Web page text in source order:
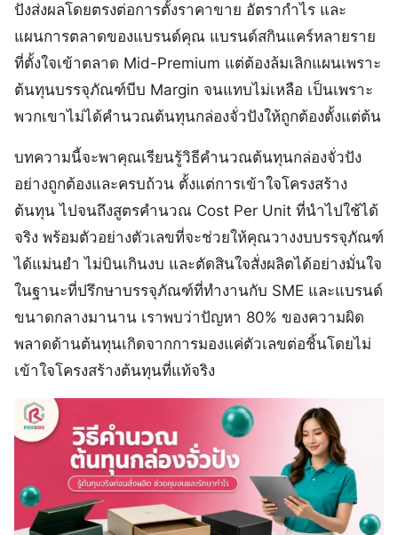
ปังส่งผลโดยตรงต่อการตั้งราคาขาย อัตรากำไร และ
แผนการตลาดของแบรนด์คุณ แบรนด์สกินแคร์หลายราย
ที่ตั้งใจเข้าตลาด Mid-Premium แต่ต้องล้มเลิกแผนเพราะ
ต้นทุนบรรจุภัณฑ์บีบ Margin จนแทบไม่เหลือ เป็นเพราะ
พวกเขาไม่ได้คำนวณต้นทุนกล่องจั่วปังให้ถูกต้องตั้งแต่ต้น
บทความนี้จะพาคุณเรียนรู้วิธีคำนวณต้นทุนกล่องจั่วปัง
อย่างถูกต้องและครบถ้วน ตั้งแต่การเข้าใจโครงสร้าง
ต้นทุน ไปจนถึงสูตรคำนวณ Cost Per Unit ที่นำไปใช้ได้
จริง พร้อมตัวอย่างตัวเลขที่จะช่วยให้คุณวางงบบรรจุภัณฑ์
ได้แม่นยำ ไม่บินเกินงบ และตัดสินใจสั่งผลิตได้อย่างมั่นใจ
ในฐานะที่ปรึกษาบรรจุภัณฑ์ที่ทำงานกับ SME และแบรนด์
ขนาดกลางมานาน เราพบว่าปัญหา 80% ของความผิด
พลาดด้านต้นทุนเกิดจากการมองแค่ตัวเลขต่อชิ้นโดยไม่
เข้าใจโครงสร้างต้นทุนที่แท้จริง